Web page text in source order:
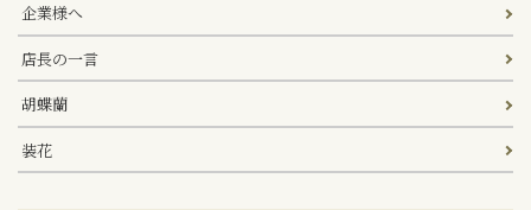
企業様へ
店長の一言
胡蝶蘭
装花